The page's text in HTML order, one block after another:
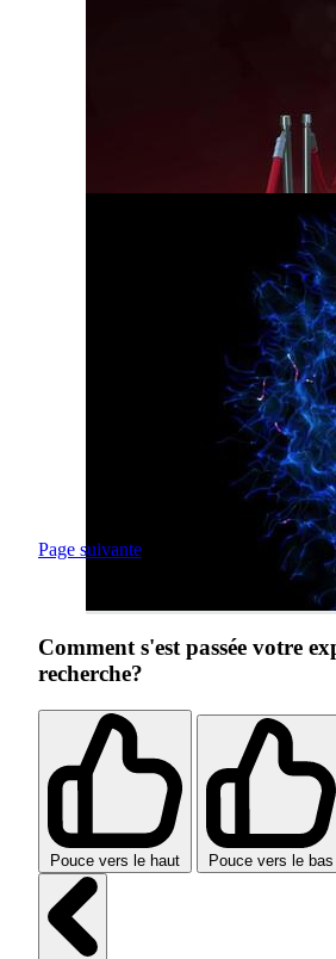
Page suivante
Comment s'est passée votre
recherche?
Pouce vers le haut Pouce vers le bas